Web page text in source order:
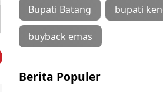
Bupati Batang bupati
buyback emas
Berita Populer